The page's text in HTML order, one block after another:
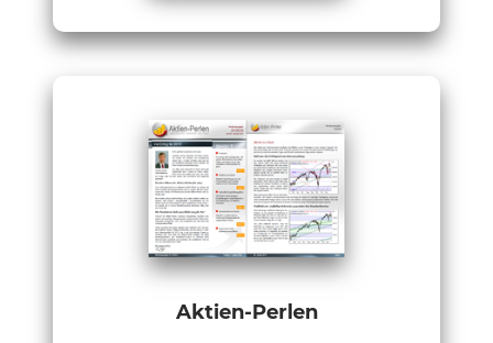
Aktien-Perlen